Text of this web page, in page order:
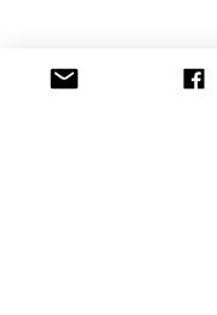
Posts Relacionados